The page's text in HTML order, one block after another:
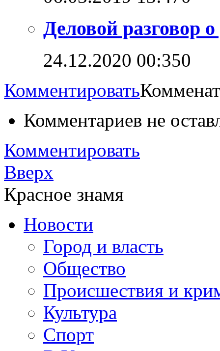
Деловой разговор
24.12.2020 00:350
Комментировать
Комментариев не
Комментировать
Вверх
Красное знамя
Новости
Город и власть
Общество
Происшествия и
Культура
Спорт